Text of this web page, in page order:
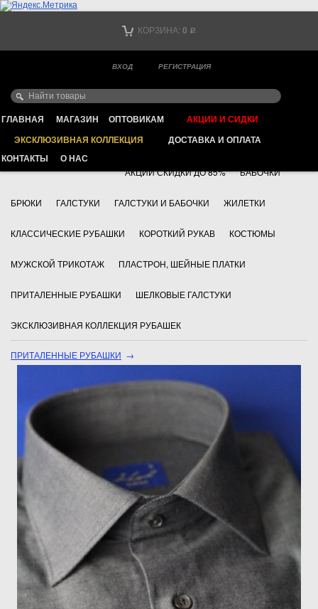
КОРЗИНА: 0 Р
ВХОД РЕГИСТРАЦИЯ
ГЛАВНАЯ МАГАЗИН ОПТОВИКАМ
АКЦИИ И СИДКИ
ЭКСКЛЮЗИВНАЯ КОЛЛЕКЦИЯ
ДОСТАВКА И ОПЛАТА
КОНТАКТЫ
О НАС
Ваш город -
ИНТЕРНЕТ МАГАЗИН КЛАССИЧЕСКОЙ МУЖСКОЙ ОДЕЖДЫ
+7 495 783 69 17 АКСЕССУАРЫ
АКЦИИ СКИДКИ ДО 85% БАБОЧКИ
БРЮКИ ГАЛСТУКИ ГАЛСТУКИ И БАБОЧКИ ЖИЛЕТКИ
КЛАССИЧЕСКИЕ РУБАШКИ КОРОТКИЙ РУКАВ КОСТЮМЫ
МУЖСКОЙ ТРИКОТАЖ ПЛАСТРОН, ШЕЙНЫЕ ПЛАТКИ
ПРИТАЛЕННЫЕ РУБАШКИ ШЕЛКОВЫЕ ГАЛСТУКИ
ЭКСКЛЮЗИВНАЯ КОЛЛЕКЦИЯ РУБАШЕК
ПРИТАЛЕННЫЕ РУБАШКИ →